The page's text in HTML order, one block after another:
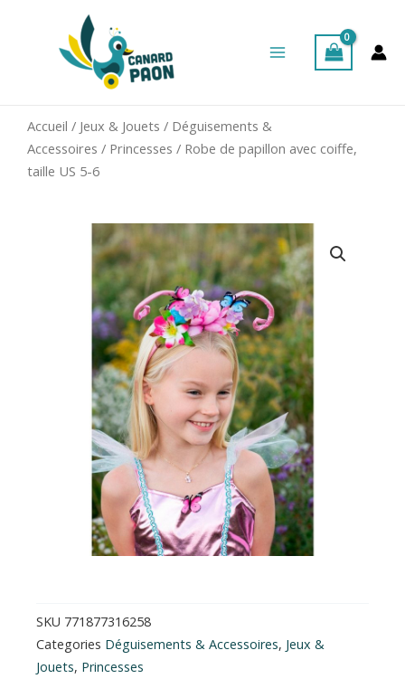
Menu
Accueil / Jeux & Jouets / Déguisements &
Accessoires / Princesses / Robe de papillon avec coiffe,
taille US 5-6
SKU 771877316258
Categories Déguisements & Accessoires, Jeux &
Jouets, Princesses